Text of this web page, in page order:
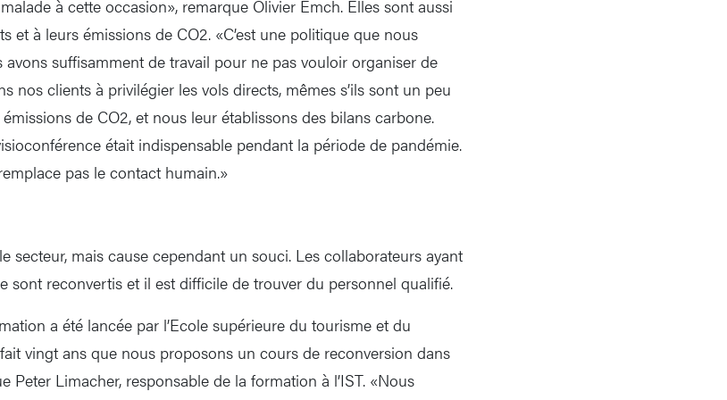
à cette occasion», remarque Olivier Emch. Elles sont aussi
et à leurs émissions de CO2. «C’est une politique que nous
suffisamment de travail pour ne pas vouloir organiser de
nos clients à privilégier les vols directs, mêmes s’ils sont un peu
de CO2, et nous leur établissons des bilans carbone.
était indispensable pendant la période de pandémie.
pas le contact humain.»
secteur, mais cause cependant un souci. Les collaborateurs ayant
sont reconvertis et il est difficile de trouver du personnel qualifié.
a été lancée par l’Ecole supérieure du tourisme et du
vingt ans que nous proposons un cours de reconversion dans
Peter Limacher, responsable de la formation à l’IST. «Nous